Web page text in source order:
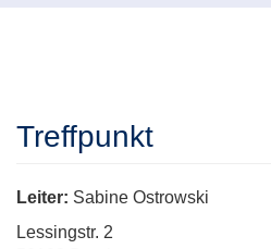
Treffpunkt
Leiter: Sabine Ostrowski
Lessingstr. 2